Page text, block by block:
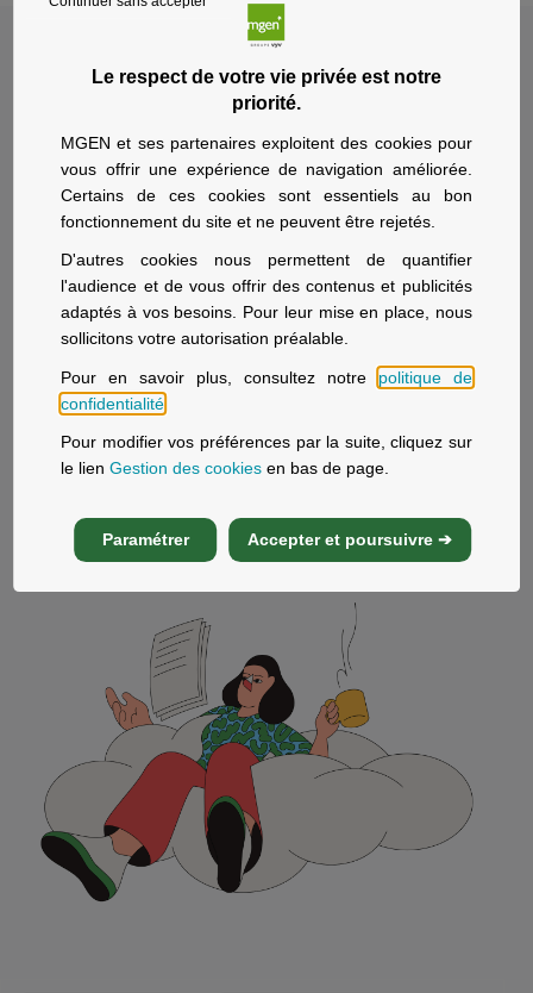
Le respect de votre vie privée est notre
priorité.
MGEN et ses partenaires exploitent des cookies pour
vous offrir une expérience de navigation améliorée.
Certains de ces cookies sont essentiels au bon
fonctionnement du site et ne peuvent être rejetés.
D'autres cookies nous permettent de quantifier
l'audience et de vous offrir des contenus et publicités
adaptés à vos besoins. Pour leur mise en place, nous
sollicitons votre autorisation préalable.
Pour en savoir plus, consultez notre politique de
confidentialité
Pour modifier vos préférences par la suite, cliquez sur
le lienGestion des cookies en bas de page.
Paramétrer Accepter et poursuivre ➔
Particuliers
Devis mutuelle santé
Mutuelle retraité
Mutuelle infirmier
Employeurs
Une mutuelle à l’écoute
Espace employeur
Aide et contact
Aide et contact
Médiation
Réclamations
Nous rejoindre
Offres d'emploi
Politique RH